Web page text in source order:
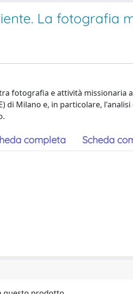
La fotografia
fotografia e attività
di Milano e, in particolare,
completa Scheda